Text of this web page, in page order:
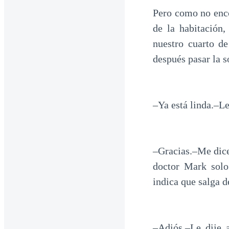
Pero como no
de la habitación,
nuestro cuarto
después pasar la
–Ya está
–Gracias.–Me
doctor Mark
indica que salga